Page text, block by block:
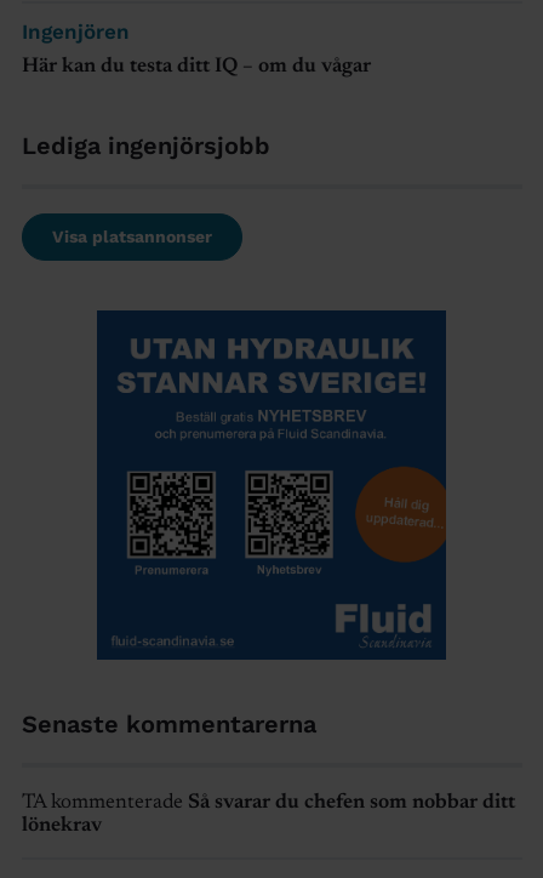
Ingenjören
Här kan du testa ditt IQ – om du vågar
Lediga ingenjörsjobb
Visa platsannonser
Senaste kommentarerna
TA kommenterade Så svarar du chefen som nobbar ditt
lönekrav